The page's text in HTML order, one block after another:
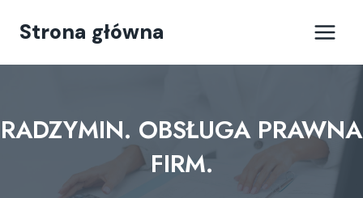
treści
Strona główna
RADZYMIN. OBSŁUGA PRAWNA
FIRM.